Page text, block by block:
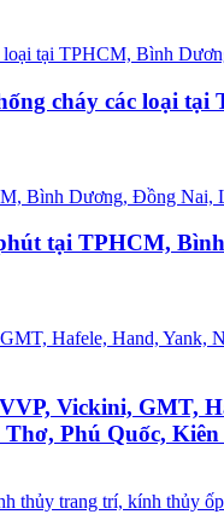
cháy các loại
tại TPHCM,
Vickini, GMT,
Phú Quốc, Kiên